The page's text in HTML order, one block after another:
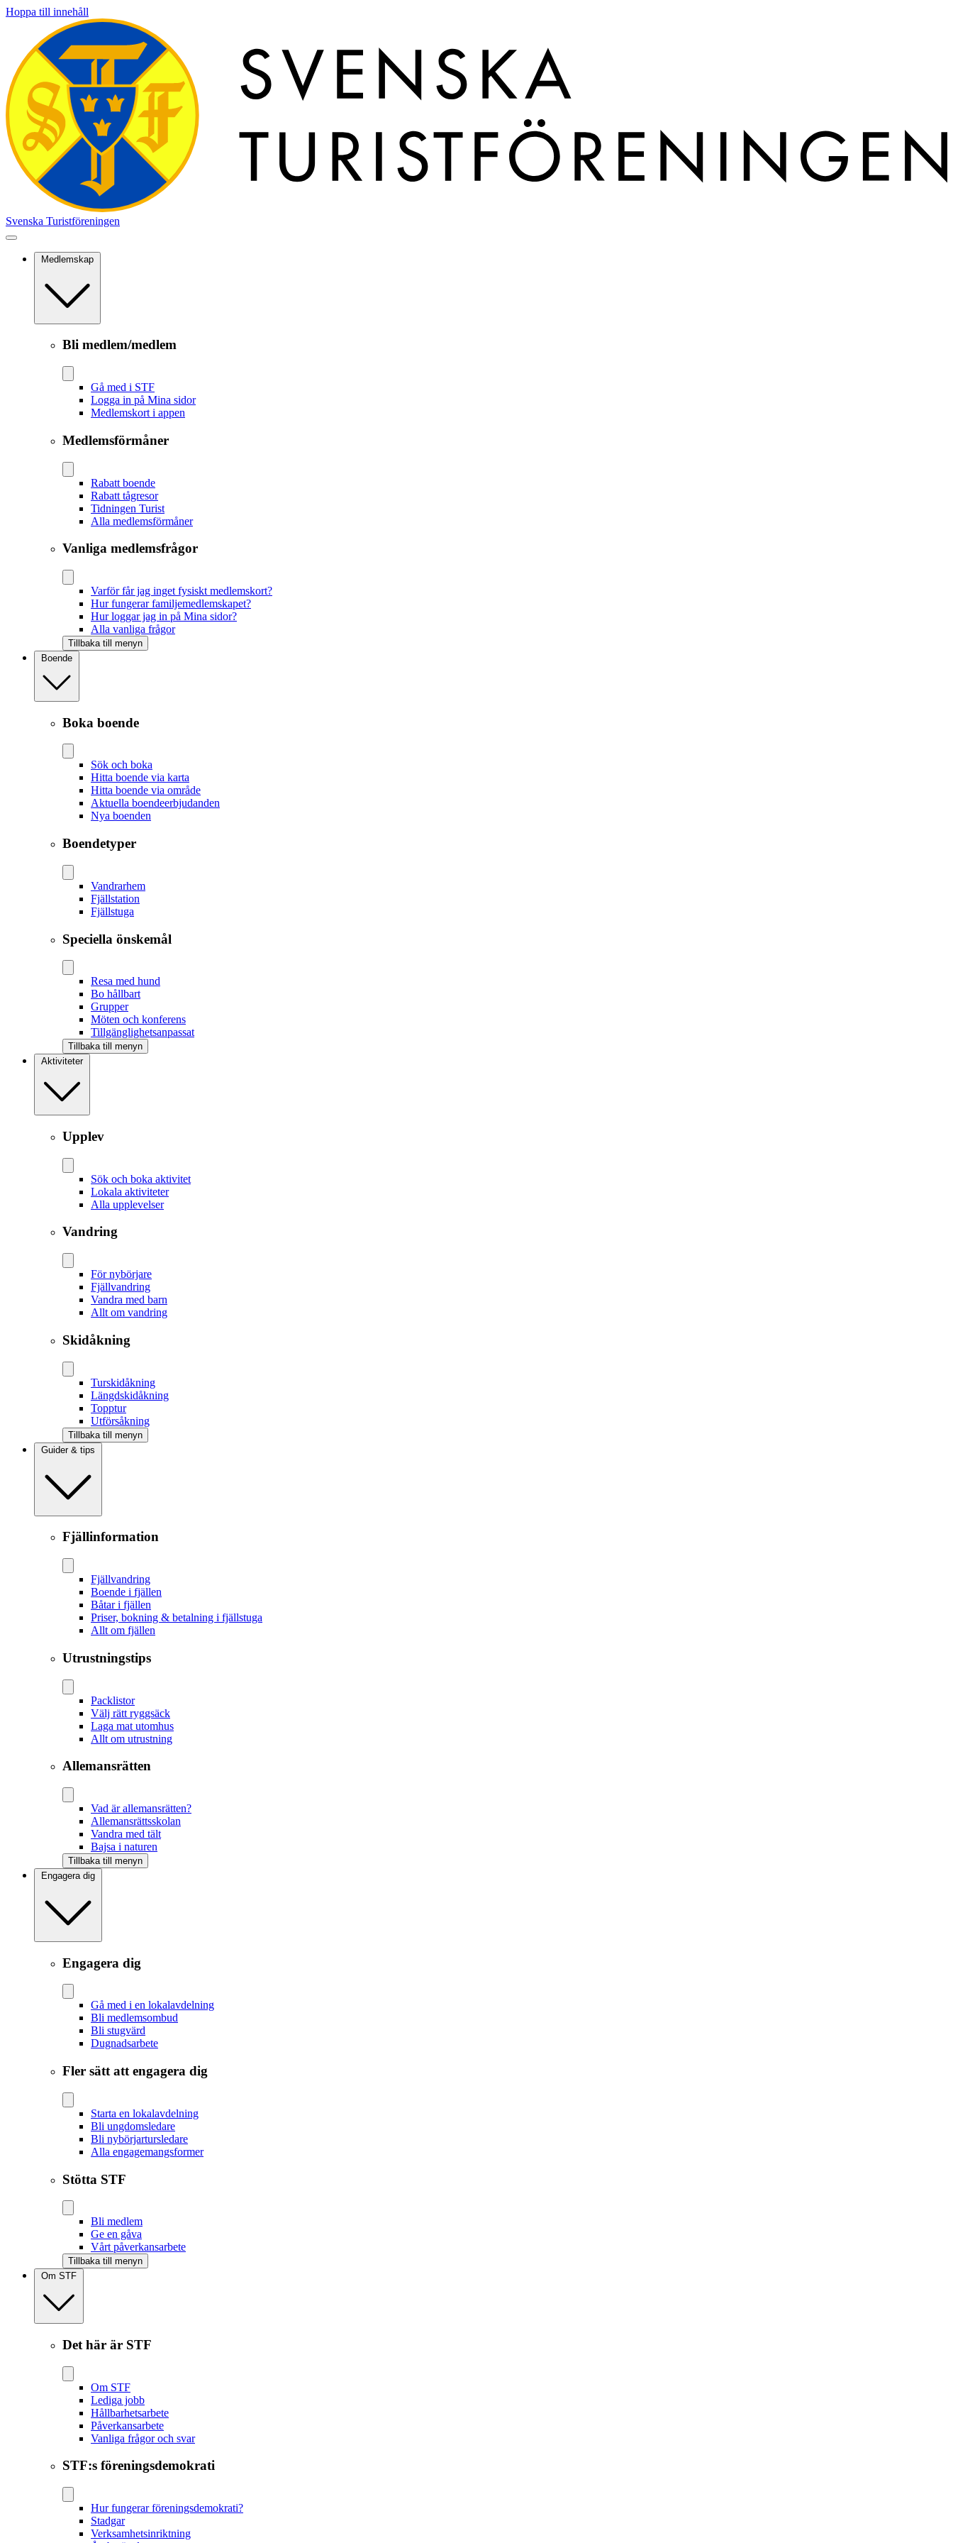
Hoppa till innehåll
Svenska Turistföreningen
Medlemskap
Bli medlem/medlem
Gå med i STF
Logga in på Mina sidor
Medlemskort i appen
Medlemsförmåner
Rabatt boende
Rabatt tågresor
Tidningen Turist
Alla medlemsförmåner
Vanliga medlemsfrågor
Varför får jag inget fysiskt medlemskort?
Hur fungerar familjemedlemskapet?
Hur loggar jag in på Mina sidor?
Alla vanliga frågor
Tillbaka till menyn
Boende
Boka boende
Sök och boka
Hitta boende via karta
Hitta boende via område
Aktuella boendeerbjudanden
Nya boenden
Boendetyper
Vandrarhem
Fjällstation
Fjällstuga
Speciella önskemål
Resa med hund
Bo hållbart
Grupper
Möten och konferens
Tillgänglighetsanpassat
Tillbaka till menyn
Aktiviteter
Upplev
Sök och boka aktivitet
Lokala aktiviteter
Alla upplevelser
Vandring
För nybörjare
Fjällvandring
Vandra med barn
Allt om vandring
Skidåkning
Tur­skidåkning
Längd­skidåkning
Topptur
Utförsåkning
Tillbaka till menyn
Guider & tips
Fjällinformation
Fjällvandring
Boende i fjällen
Båtar i fjällen
Priser, bokning & betalning i fjällstuga
Allt om fjällen
Utrustningstips
Packlistor
Välj rätt ryggsäck
Laga mat utomhus
Allt om utrustning
Allemansrätten
Vad är allemansrätten?
Allemansrättsskolan
Vandra med tält
Bajsa i naturen
Tillbaka till menyn
Engagera dig
Engagera dig
Gå med i en lokalavdelning
Bli medlemsombud
Bli stugvärd
Dugnadsarbete
Fler sätt att engagera dig
Starta en lokalavdelning
Bli ungdomsledare
Bli nybörjartursledare
Alla engagemangsformer
Stötta STF
Bli medlem
Ge en gåva
Vårt påverkansarbete
Tillbaka till menyn
Om STF
Det här är STF
Om STF
Lediga jobb
Hållbarhetsarbete
Påverkansarbete
Vanliga frågor och svar
STF:s föreningsdemokrati
Hur fungerar föreningsdemokrati?
Stadgar
Verksamhetsinriktning